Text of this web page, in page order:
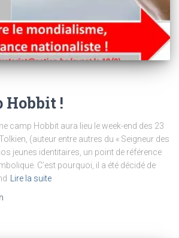
Hobbit !
camp Hobbit aura lieu le week-end des 23
(auteur entre autres du « Seigneur des
jeunes identitaires, un point de référence
C’est pourquoi, il a été décidé de
Lire la suite